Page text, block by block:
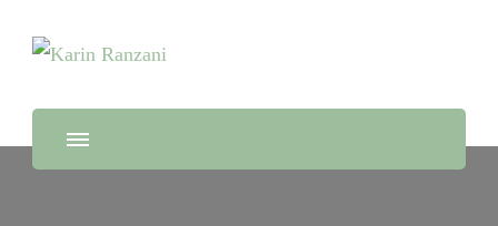
Karin Ranzani
Guida Turistica e Naturalistica, Naturopata e chef di alta cucina